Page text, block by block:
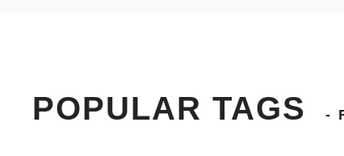
POPULAR TAGS